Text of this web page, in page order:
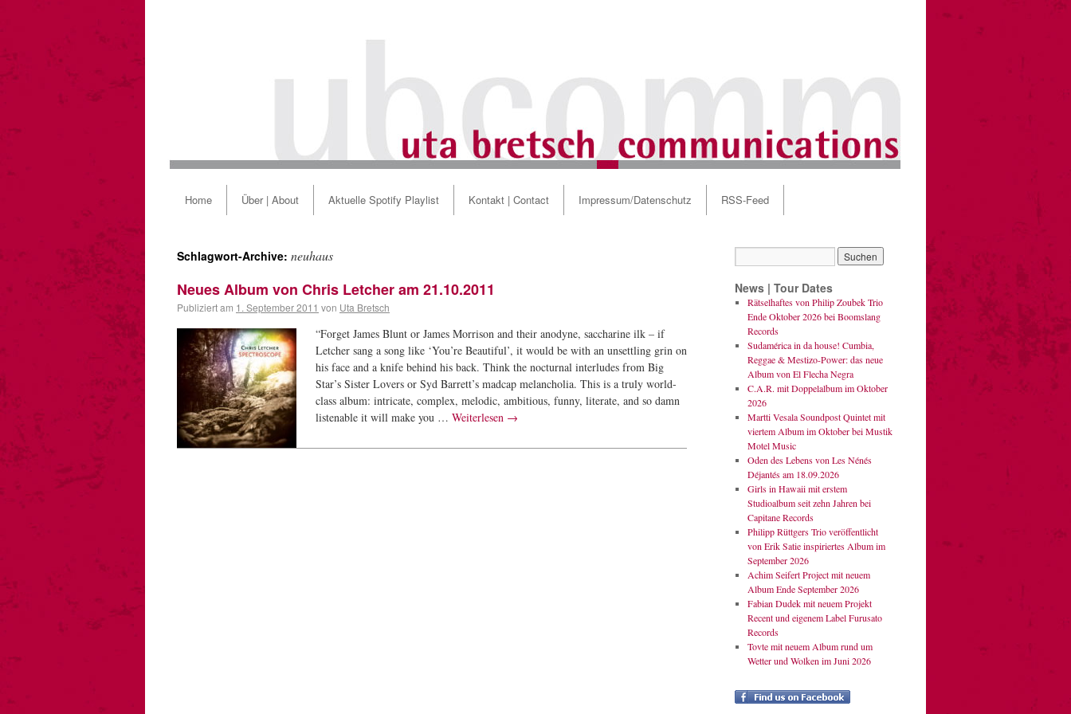
Home Über | About Aktuelle Spotify Playlist Kontakt | Contact Impressum/Datenschutz RSS-Feed
Schlagwort-Archive: neuhaus
Neues Album von Chris Letcher am 21.10.2011
Publiziert am 1. September 2011 von Uta Bretsch
“Forget James Blunt or James Morrison and their anodyne, saccharine ilk – if
Letcher sang a song like ‘You’re Beautiful’, it would be with an unsettling grin on
his face and a knife behind his back. Think the nocturnal interludes from Big
Star’s Sister Lovers or Syd Barrett’s madcap melancholia. This is a truly world-
class album: intricate, complex, melodic, ambitious, funny, literate, and so damn
listenable it will make you … Weiterlesen →
News | Tour Dates
Rätselhaftes von Philip Zoubek Trio
Ende Oktober 2026 bei Boomslang
Records
Sudamérica in da house! Cumbia,
Reggae & Mestizo-Power: das neue
Album von El Flecha Negra
C.A.R. mit Doppelalbum im Oktober
2026
Martti Vesala Soundpost Quintet mit
viertem Album im Oktober bei Mustik
Motel Music
Oden des Lebens von Les Nénés
Déjantés am 18.09.2026
Girls in Hawaii mit erstem
Studioalbum seit zehn Jahren bei
Capitane Records
Philipp Rüttgers Trio veröffentlicht
von Erik Satie inspiriertes Album im
September 2026
Achim Seifert Project mit neuem
Album Ende September 2026
Fabian Dudek mit neuem Projekt
Recent und eigenem Label Furusato
Records
Tovte mit neuem Album rund um
Wetter und Wolken im Juni 2026